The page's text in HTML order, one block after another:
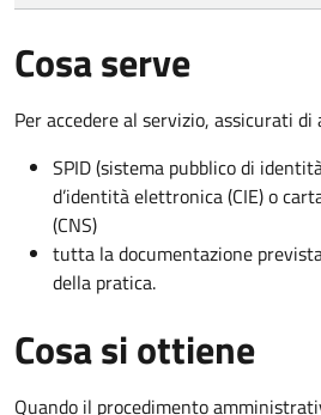
Cosa serve
Per accedere al servizio, assicurati di
SPID (sistema pubblico di
d’identità elettronica (CIE) o
(CNS)
tutta la documentazione
della pratica.
Cosa si ottiene
Quando il procedimento